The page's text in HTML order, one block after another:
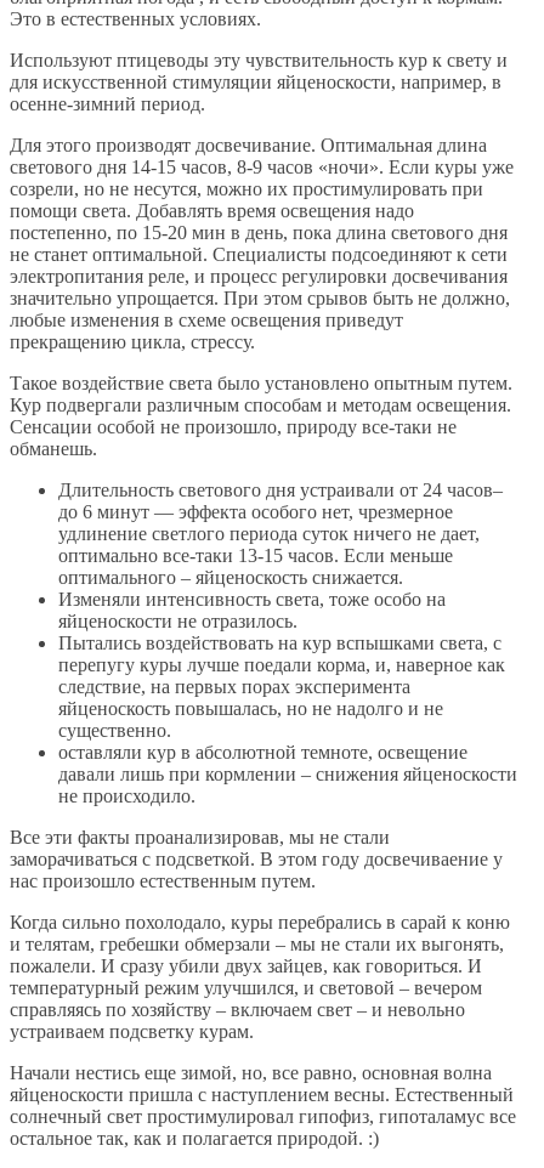
Это в естественных условиях.
Используют птицеводы эту чувствительность кур к свету и
для искусственной стимуляции яйценоскости, например, в
осенне-зимний период.
Для этого производят досвечивание. Оптимальная длина
светового дня 14-15 часов, 8-9 часов «ночи». Если куры уже
созрели, но не несутся, можно их простимулировать при
помощи света. Добавлять время освещения надо
постепенно, по 15-20 мин в день, пока длина светового дня
не станет оптимальной. Специалисты подсоединяют к сети
электропитания реле, и процесс регулировки досвечивания
значительно упрощается. При этом срывов быть не должно,
любые изменения в схеме освещения приведут
прекращению цикла, стрессу.
Такое воздействие света было установлено опытным путем.
Кур подвергали различным способам и методам освещения.
Сенсации особой не произошло, природу все-таки не
обманешь.
Длительность светового дня устраивали от 24 часов–
до 6 минут — эффекта особого нет, чрезмерное
удлинение светлого периода суток ничего не дает,
оптимально все-таки 13-15 часов. Если меньше
оптимального – яйценоскость снижается.
Изменяли интенсивность света, тоже особо на
яйценоскости не отразилось.
Пытались воздействовать на кур вспышками света, с
перепугу куры лучше поедали корма, и, наверное как
следствие, на первых порах эксперимента
яйценоскость повышалась, но не надолго и не
существенно.
оставляли кур в абсолютной темноте, освещение
давали лишь при кормлении – снижения яйценоскости
не происходило.
Все эти факты проанализировав, мы не стали
заморачиваться с подсветкой. В этом году досвечиваение у
нас произошло естественным путем.
Когда сильно похолодало, куры перебрались в сарай к коню
и телятам, гребешки обмерзали – мы не стали их выгонять,
пожалели. И сразу убили двух зайцев, как говориться. И
температурный режим улучшился, и световой – вечером
справляясь по хозяйству – включаем свет – и невольно
устраиваем подсветку курам.
Начали нестись еще зимой, но, все равно, основная волна
яйценоскости пришла с наступлением весны. Естественный
солнечный свет простимулировал гипофиз, гипоталамус все
остальное так, как и полагается природой. :)